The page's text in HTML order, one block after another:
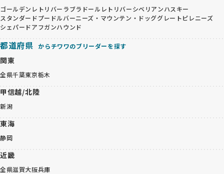
ゴールデンレトリバー ラブラドールレトリバーシベリアンハスキー
スタンダードプードルバーニーズ・マウンテン・ドッググレートピレニーズ
シェパードアフガンハウンド
都道府県 からチワワのブリーダーを探す
関東
全県千葉東京栃木
甲信越/北陸
新潟
東海
静岡
近畿
全県滋賀大阪兵庫